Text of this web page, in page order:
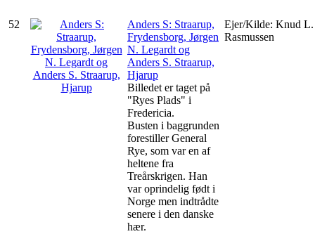
52
Anders S: Straarup,
Frydensborg, Jørgen
N. Legardt og
Anders S. Straarup,
Hjarup
Billedet er taget på
"Ryes Plads" i
Fredericia.
Busten i baggrunden
forestiller General
Rye, som var en af
heltene fra
Treårskrigen. Han
var oprindelig født i
Norge men indtrådte
senere i den danske
hær.
Ejer/Kilde: Knud L.
Rasmussen